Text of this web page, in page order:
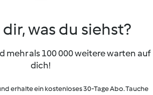
was du siehst?
mehr als 100 000 weitere warten auf
dich!
erhalte ein kostenloses 30-Tage Abo. Tauche